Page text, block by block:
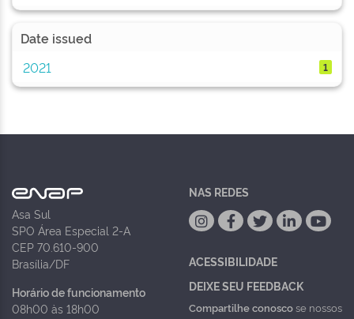
Date issued
2021
1
Asa Sul
SPO Área Especial 2-A
CEP 70.610-900
Brasília/DF
Horário de funcionamento
08h00 às 18h00
NAS REDES
ACESSIBILIDADE
DEIXE SEU FEEDBACK
Compartilhe conoscose nossos